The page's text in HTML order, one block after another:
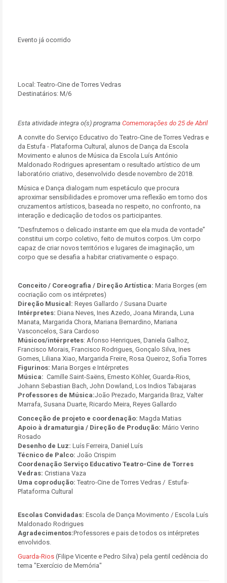
Evento já ocorrido
Local: Teatro-Cine de Torres Vedras
Destinatários: M/6
Esta atividade integra o(s) programa Comemorações do 25 de Abril
A convite do Serviço Educativo do Teatro-Cine de Torres Vedras e
da Estufa - Plataforma Cultural, alunos de Dança da Escola
Movimento e alunos de Música da Escola Luís António
Maldonado Rodrigues apresentam o resultado artístico de um
laboratório criativo, desenvolvido desde novembro de 2018.
Música e Dança dialogam num espetáculo que procura
aproximar sensibilidades e promover uma reflexão em torno dos
cruzamentos artísticos, baseada no respeito, no confronto, na
interação e dedicação de todos os participantes.
“Desfrutemos o delicado instante em que ela muda de vontade”
constitui um corpo coletivo, feito de muitos corpos. Um corpo
capaz de criar novos territórios e lugares de imaginação, um
corpo que se desafia a habitar criativamente o espaço.
Conceito / Coreografia / Direção Artística: Maria Borges (em
cocriação com os intérpretes)
Direção Musical: Reyes Gallardo / Susana Duarte
Intérpretes: Diana Neves, Ines Azedo, Joana Miranda, Luna
Manata, Margarida Chora, Mariana Bernardino, Mariana
Vasconcelos, Sara Cardoso
Músicos/intérpretes: Afonso Henriques, Daniela Galhoz,
Francisco Morais, Francisco Rodrigues, Gonçalo Silva, Ines
Gomes, Liliana Xiao, Margarida Freire, Rosa Queiroz, Sofia Torres
Figurinos: Maria Borges e Intérpretes
Música: Camille Saint-Saëns, Ernesto Köhler, Guarda-Rios,
Johann Sebastian Bach, John Dowland, Los Indios Tabajaras
Professores de Música:João Prezado, Margarida Braz, Valter
Marrafa, Susana Duarte, Ricardo Meira, Reyes Gallardo
Conceção de projeto e coordenação: Magda Matias
Apoio à dramaturgia / Direção de Produção: Mário Verino
Rosado
Desenho de Luz: Luís Ferreira, Daniel Luís
Técnico de Palco: João Crispim
Coordenação Serviço Educativo Teatro-Cine de Torres
Vedras: Cristiana Vaza
Uma coprodução: Teatro-Cine de Torres Vedras / Estufa-
Plataforma Cultural
Escolas Convidadas: Escola de Dança Movimento / Escola Luís
Maldonado Rodrigues
Agradecimentos:Professores e pais de todos os intérpretes
envolvidos.
Guarda-Rios (Filipe Vicente e Pedro Silva) pela gentil cedência do
tema "Exercício de Memória"